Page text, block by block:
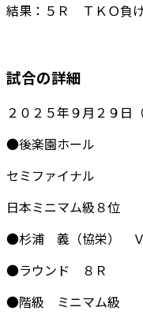
結果：５Ｒ ＴＫＯ負
試合の詳細
２０２５年９月２９日（
●後楽園ホール
セミファイナル
日本ミニマム級８
●杉浦 義（協栄）
●ラウンド ８Ｒ
●階級 ミニマム級